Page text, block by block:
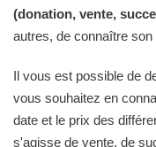
(donation, vente,
autres, de connaître
Il vous est possible de
vous souhaitez en
date et le prix des
s'agisse de vente, de